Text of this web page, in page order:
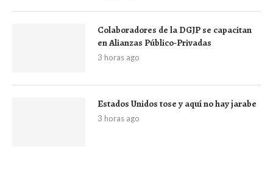
Colaboradores de la DGJP se capacitan
en Alianzas Público-Privadas
3 horas ago
Estados Unidos tose y aquí no hay jarabe
3 horas ago